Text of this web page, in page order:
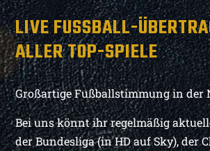
LIVE FUSSBALL-
ALLER TOP-SPIELE
Großartige Fußballstimmung in der
Bei uns könnt ihr regelmäßig
der Bundesliga (in HD auf Sky), der